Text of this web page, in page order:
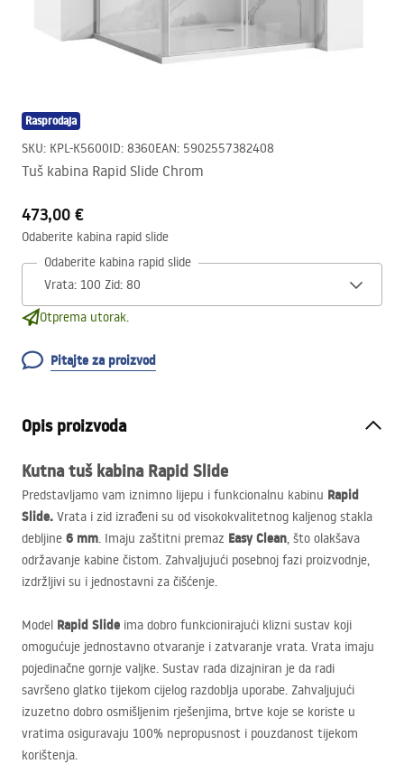
Rasprodaja
SKU: KPL-K5600ID: 8360EAN: 5902557382408
Tuš kabina Rapid Slide Chrom
473,00 €
Odaberite kabina rapid slide
Odaberite kabina rapid slide
Otprema utorak.
Pitajte za proizvod
Opis proizvoda
Kutna tuš kabina Rapid Slide
Predstavljamo vam iznimno lijepu i funkcionalnu kabinu Rapid
Slide. Vrata i zid izrađeni su od visokokvalitetnog kaljenog stakla
debljine 6 mm. Imaju zaštitni premaz Easy Clean, što olakšava
održavanje kabine čistom. Zahvaljujući posebnoj fazi proizvodnje,
izdržljivi su i jednostavni za čišćenje.
Model Rapid Slide ima dobro funkcionirajući klizni sustav koji
omogućuje jednostavno otvaranje i zatvaranje vrata. Vrata imaju
pojedinačne gornje valjke. Sustav rada dizajniran je da radi
savršeno glatko tijekom cijelog razdoblja uporabe. Zahvaljujući
izuzetno dobro osmišljenim rješenjima, brtve koje se koriste u
vratima osiguravaju 100% nepropusnost i pouzdanost tijekom
korištenja.